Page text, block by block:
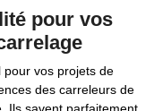
pour vos
pour vos projets de
des carreleurs de